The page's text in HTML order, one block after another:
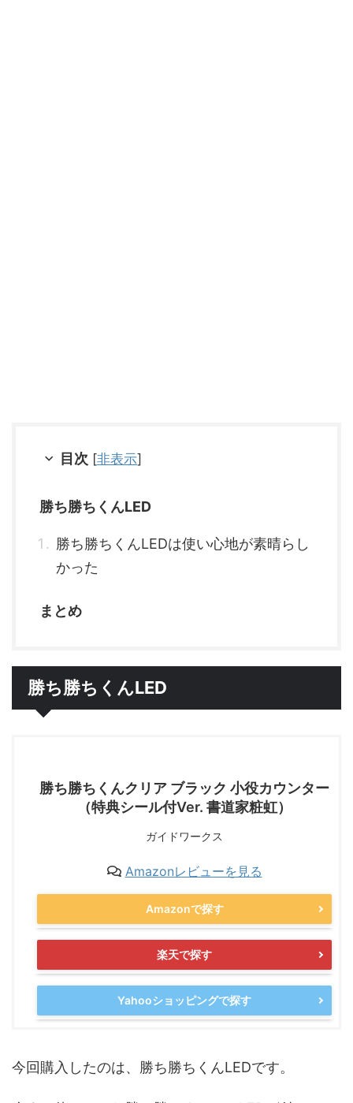
目次 [非表示]
勝ち勝ちくんLED
勝ち勝ちくんLEDは使い心地が素晴らし
かった
まとめ
勝ち勝ちくんLED
勝ち勝ちくんクリア ブラック 小役カウンター
（特典シール付Ver. 書道家粧虹）
ガイドワークス
Amazonレビューを見る
Amazonで探す
楽天で探す
Yahooショッピングで探す
今回購入したのは、勝ち勝ちくんLEDです。